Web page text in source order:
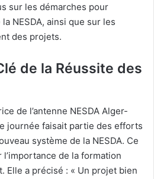
sur les démarches pour
NESDA, ainsi que sur les
des projets.
de la Réussite des
de l’antenne NESDA Alger-
journée faisait partie des efforts
système de la NESDA. Ce
l’importance de la formation
Elle a précisé : « Un projet bien